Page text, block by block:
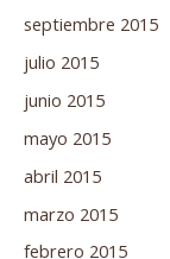
septiembre 2015
julio 2015
junio 2015
mayo 2015
abril 2015
marzo 2015
febrero 2015